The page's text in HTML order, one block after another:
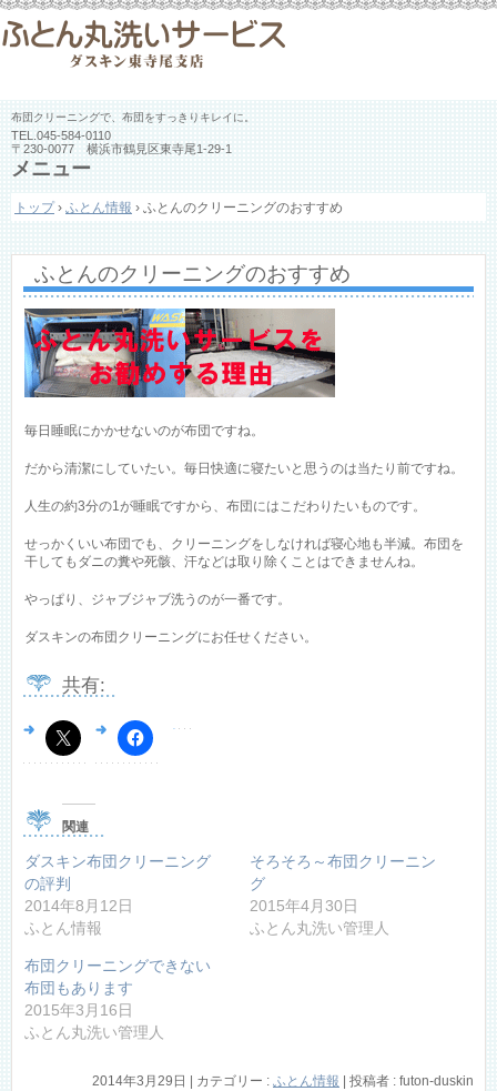
布団クリーニングで、布団をすっきりキレイに。
TEL. 045-584-0110
〒230-0077 横浜市鶴見区東寺尾1-29-1
メニュー
ン
へ
トップ › ふとん情報 › ふとんのクリーニングのおすすめ
ふとんのクリーニングのおすすめ
毎日睡眠にかかせないのが布団ですね。
だから清潔にしていたい。毎日快適に寝たいと思うのは当たり前ですね。
人生の約3分の1が睡眠ですから、布団にはこだわりたいものです。
せっかくいい布団でも、クリーニングをしなければ寝心地も半減。布団を
干してもダニの糞や死骸、汗などは取り除くことはできませんね。
やっぱり、ジャブジャブ洗うのが一番です。
ダスキンの布団クリーニングにお任せください。
共有:
関連
ダスキン布団クリーニング
の評判
2014年8月12日
ふとん情報
そろそろ～布団クリーニン
グ
2015年4月30日
ふとん丸洗い管理人
布団クリーニングできない
布団もあります
2015年3月16日
ふとん丸洗い管理人
2014年3月29日 カテゴリー : ふとん情報
投稿者 : futon-duskin